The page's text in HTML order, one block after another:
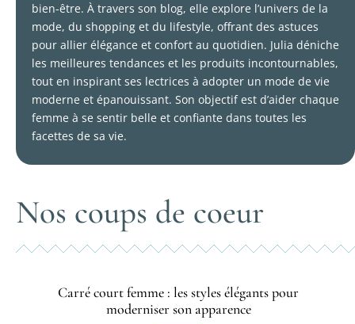
bien-être. À travers son blog, elle explore l’univers de la
mode, du shopping et du lifestyle, offrant des astuces
pour allier élégance et confort au quotidien. Julia déniche
les meilleures tendances et les produits incontournables,
tout en inspirant ses lectrices à adopter un mode de vie
moderne et épanouissant. Son objectif est d’aider chaque
femme à se sentir belle et confiante dans toutes les
facettes de sa vie.
Nos coups de coeur
Carré court femme : les styles élégants pour
moderniser son apparence